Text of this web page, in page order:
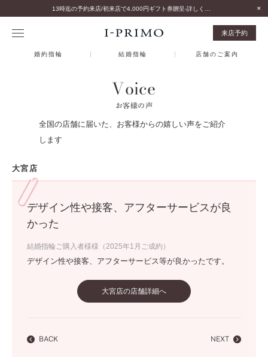
来店予約
婚約指輪 結婚指輪 店舗のご案内
Voice
お客様の声
全国の店舗に届いた、お客様からの嬉しい声をご紹介
します
大宮店
デザイン性や接客、アフターサービスが良
かった
結婚指輪ご購入者様様（2025年1月ご成約）
デザイン性や接客、アフターサービス等が良かったです。
大宮店の店舗詳細へ
BACK NEXT